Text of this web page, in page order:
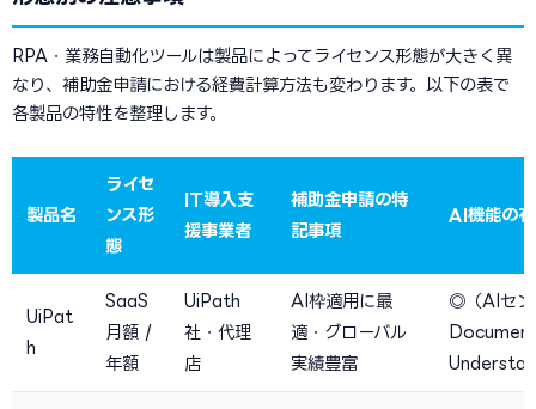
RPA・業務自動化ツールは製品によってライセンス形態が大きく異
なり、補助金申請における経費計算方法も変わります。以下の表で
各製品の特性を整理します。
製品名
ライセ
ンス形
態
IT導入支
援事業者
補助金申請の特
記事項
AI機能の
UiPat
h
SaaS
月額 /
年額
UiPath
社・代理
店
AI枠適用に最
適・グローバル
実績豊富
◎（AIセン